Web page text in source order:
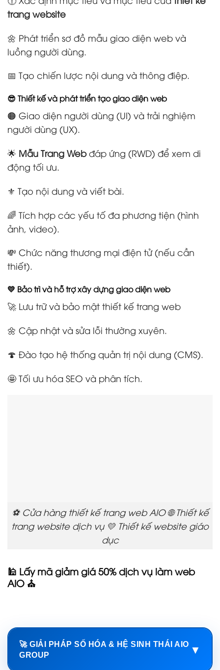
trang website
🌼 Phát triển sơ đồ mẫu giao diện web và
luồng người dùng.
📅 Tạo chiến lược nội dung và thông điệp.
😎 Thiết kế và phát triển tạo giao diện web
🟠 Giao diện người dùng (UI) và trải nghiệm
người dùng (UX).
🌟 Mẫu Trang Webđáp ứng (RWD) để xem di
động tối ưu.
⚜️ Tạo nội dung và viết bài.
🌈 Tích hợp các yếu tố đa phương tiện (hình
ảnh, video).
💸 Chức năng thương mại điện tử (nếu cần
thiết).
💛 Bảo trì và hỗ trợ xây dựng giao diện web
🚀 Lưu trữ và bảo mật thiết kế trang web
🌼 Cập nhật và sửa lỗi thường xuyên.
🍄 Đào tạo hệ thống quản trị nội dung (CMS).
🤩 Tối ưu hóa SEO và phân tích.
⚽ Cửa hàng thiết kế trang web AIO 🌐 Thiết kế
trang website dịch vụ 💛 Thiết kế website giáo
dục
🕌 Lấy mã giảm giá 50% dịch vụ làm web
AIO ⛪
🚀 GIẢI PHÁP SỐ HÓA & HỆ SINH THÁI AIO
GROUP
▼